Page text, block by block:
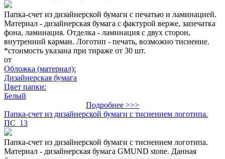
Папка-счет из дизайнерской бумаги с печатью и ламинацией.
Материал - дизайнерская бумага с фактурой верже, запечатка
фона, ламинация. Отделка - ламинация с двух сторон,
внутренний карман. Логотип - печать, возможно тиснение.
*стоимость указана при тираже от 30 шт.
от
Обложка (материал):
Дизайнерская бумага
Цвет папки:
Белый
Подробнее >>>
Папка-счет из дизайнерской бумаги с тиснением логотипа.
ПС_13
Папка-счет из дизайнерской бумаги с тиснением логотипа.
Материал - дизайнерская бумага GMUND stone. Данная